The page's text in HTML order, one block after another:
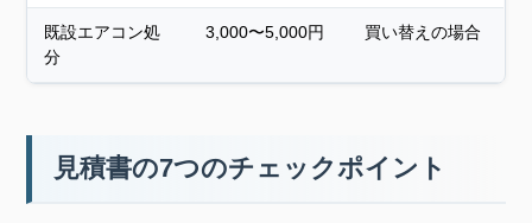
既設エアコン処
分
3,000〜5,000円 買い替えの場合
見積書の7つのチェックポイント